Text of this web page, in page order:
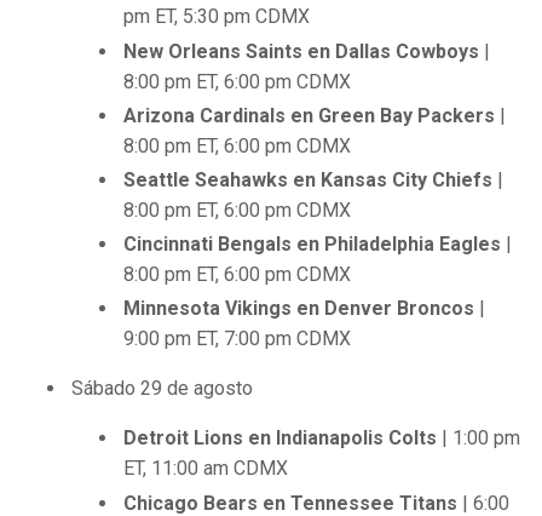
pm ET, 5:30 pm CDMX
New Orleans Saints en Dallas Cowboys |
8:00 pm ET, 6:00 pm CDMX
Arizona Cardinals en Green Bay Packers |
8:00 pm ET, 6:00 pm CDMX
Seattle Seahawks en Kansas City Chiefs |
8:00 pm ET, 6:00 pm CDMX
Cincinnati Bengals en Philadelphia Eagles |
8:00 pm ET, 6:00 pm CDMX
Minnesota Vikings en Denver Broncos
9:00 pm ET, 7:00 pm CDMX
Sábado 29 de agosto
Detroit Lions en Indianapolis Colts | 1:00 pm
ET, 11:00 am CDMX
Chicago Bears en Tennessee Titans | 6:00